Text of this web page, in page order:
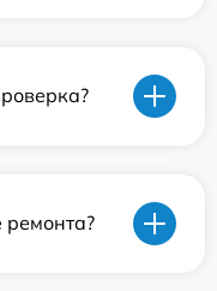
ремонта?